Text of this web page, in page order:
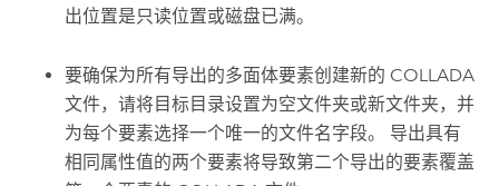
出位置是只读位置或磁盘已满。
要确保为所有导出的多面体要素创建新的 COLLADA
文件，请将目标目录设置为空文件夹或新文件夹，并
为每个要素选择一个唯一的文件名字段。 导出具有
相同属性值的两个要素将导致第二个导出的要素覆盖